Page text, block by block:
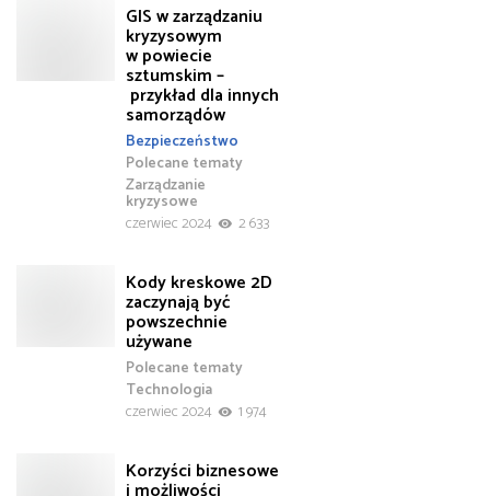
GIS w zarządzaniu
kryzysowym
w powiecie
sztumskim –
przykład dla innych
samorządów
Bezpieczeństwo
Polecane tematy
Zarządzanie
kryzysowe
czerwiec 2024
2 633
Kody kreskowe 2D
zaczynają być
powszechnie
używane
Polecane tematy
Technologia
czerwiec 2024
1 974
Korzyści biznesowe